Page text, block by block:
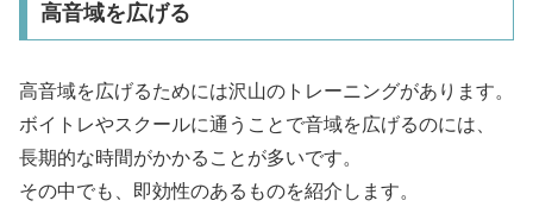
高音域を広げる
高音域を広げるためには沢山のトレーニングがあります。
ボイトレやスクールに通うことで音域を広げるのには、
長期的な時間がかかることが多いです。
その中でも、即効性のあるものを紹介します。